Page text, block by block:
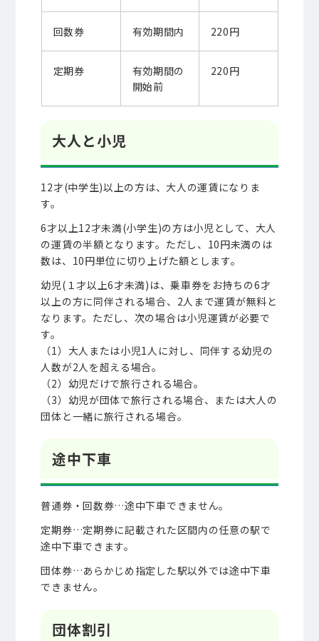
回数券 有効期間内 220円
定期券
有効期間の
開始前
220円
大人と小児
12才(中学生)以上の方は、大人の運賃になりま
す。
6才以上12才未満(小学生)の方は小児として、大人
の運賃の半額となります。ただし、10円未満のは
数は、10円単位に切り上げた額とします。
幼児(１才以上6才未満)は、乗車券をお持ちの6才
以上の方に同伴される場合、2人まで運賃が無料と
なります。ただし、次の場合は小児運賃が必要で
す。
（1）大人または小児1人に対し、同伴する幼児の
人数が2人を超える場合。
（2）幼児だけで旅行される場合。
（3）幼児が団体で旅行される場合、または大人の
団体と一緒に旅行される場合。
途中下車
普通券・回数券…途中下車できません。
定期券…定期券に記載された区間内の任意の駅で
途中下車できます。
団体券…あらかじめ指定した駅以外では途中下車
できません。
団体割引